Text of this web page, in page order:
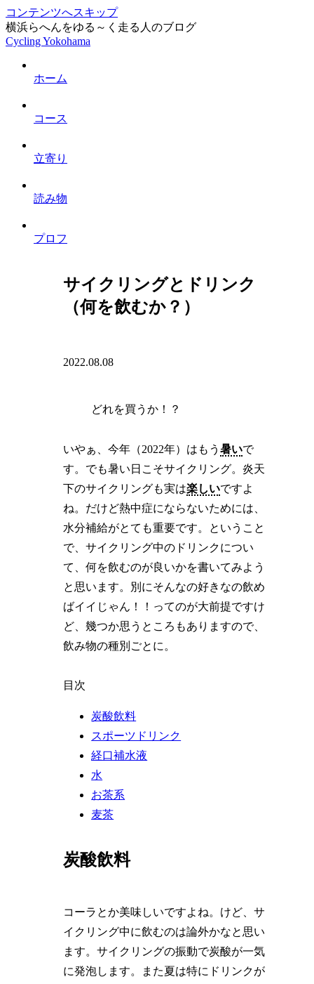
コンテンツへスキップ
横浜らへんをゆる～く走る人のブログ
Cycling Yokohama
ホーム
コース
立寄り
読み物
プロフ
サイクリングとドリンク
（何を飲むか？）
2022.08.08
どれを買うか！？
いやぁ、今年（2022年）はもう暑いで
す。でも暑い日こそサイクリング。炎天
下のサイクリングも実は楽しいですよ
ね。だけど熱中症にならないためには、
水分補給がとても重要です。ということ
で、サイクリング中のドリンクについ
て、何を飲むのが良いかを書いてみよう
と思います。別にそんなの好きなの飲め
ばイイじゃん！！ってのが大前提ですけ
ど、幾つか思うところもありますので、
飲み物の種別ごとに。
目次
炭酸飲料
スポーツドリンク
経口補水液
水
お茶系
麦茶
炭酸飲料
コーラとか美味しいですよね。けど、サ
イクリング中に飲むのは論外かなと思い
ます。サイクリングの振動で炭酸が一気
に発泡します。また夏は特にドリンクが